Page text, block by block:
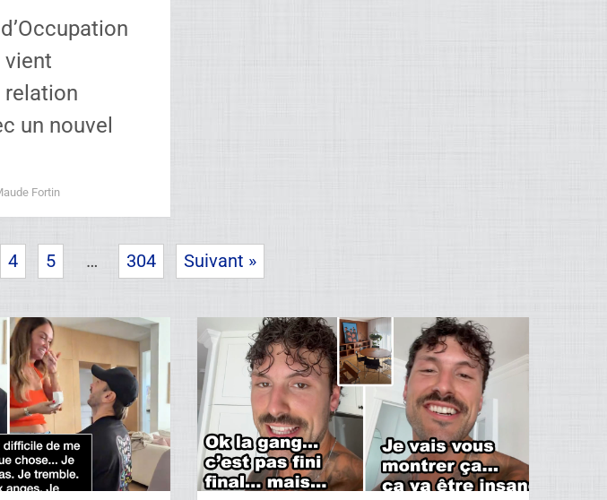
vient
relation
un nouvel
Fortin
4 5 … 304 Suivant »